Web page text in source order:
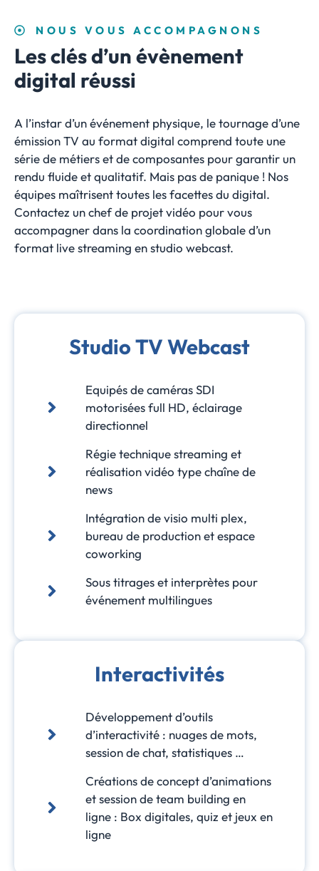
NOUS VOUS ACCOMPAGNONS
Les clés d’un évènement
digital réussi
A l’instar d’un événement physique, le tournage d’une
émission TV au format digital comprend toute une
série de métiers et de composantes pour garantir un
rendu fluide et qualitatif. Mais pas de panique ! Nos
équipes maîtrisent toutes les facettes du digital.
Contactez un chef de projet vidéo pour vous
accompagner dans la coordination globale d’un
format live streaming en studio webcast.
Studio TV Webcast
Equipés de caméras SDI
motorisées full HD, éclairage
directionnel
Régie technique streaming et
réalisation vidéo type chaîne de
news
Intégration de visio multi plex,
bureau de production et espace
coworking
Sous titrages et interprètes pour
événement multilingues
Interactivités
Développement d’outils
d’interactivité : nuages de mots,
session de chat, statistiques …
Créations de concept d’animations
et session de team building en
ligne : Box digitales, quiz et jeux en
ligne